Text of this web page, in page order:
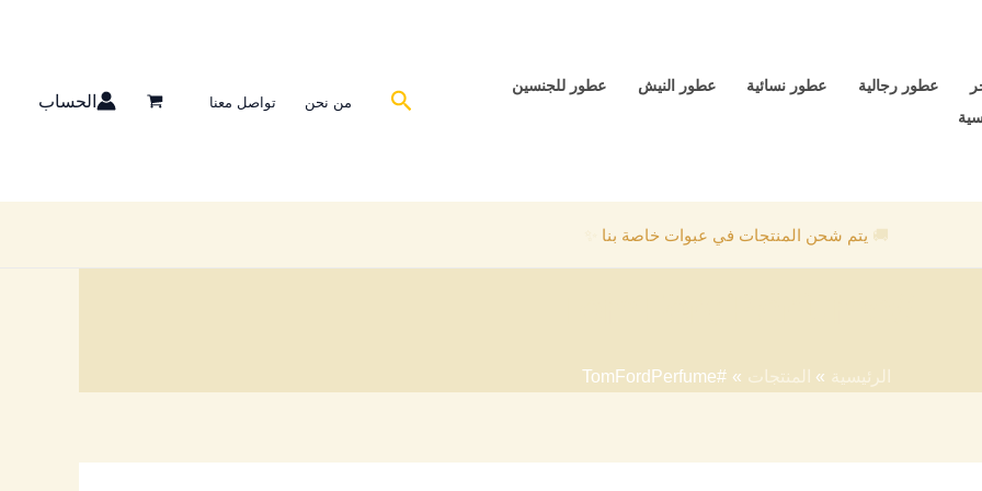
عطور رجالية عطور نسائية عطور النيش
عطور للجنسين
البحث من نحن تواصل معنا الحساب
🚚 يتم شحن المنتجات في عبوات خاصة بنا
الرئيسية المنتجات #TomFordPerfume